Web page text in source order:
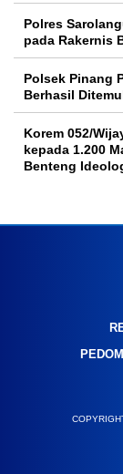
Polres
pada Rakernis
Polsek Pinang
Berhasil
Korem 052/
kepada 1.200
Benteng